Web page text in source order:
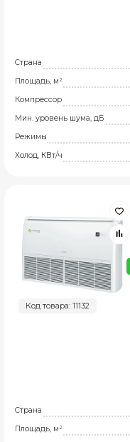
Страна
Площадь, м²
Компрессор
Мин. уровень шума, дБ
Режимы
Холод, КВт/ч
Код товара: 11132
Страна
Площадь, м²